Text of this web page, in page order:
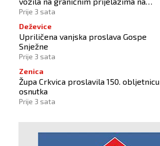
izlazu iz BiH
Prije 3 sata
Deževice
Upriličena vanjska proslava Gospe
Snježne
Prije 3 sata
Zenica
Župa Crkvica proslavila 150. obljetnicu
osnutka
Prije 3 sata